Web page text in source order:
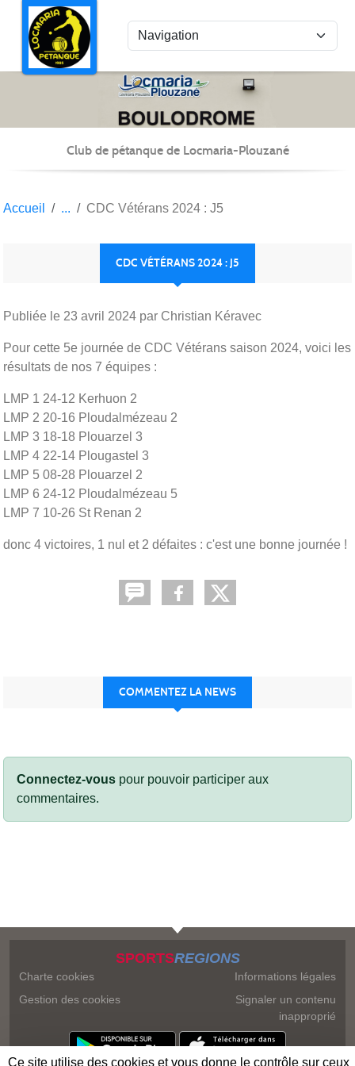
Club de pétanque de Locmaria-Plouzané
Accueil CDC Vétérans 2024 : J5
CDC VÉTÉRANS 2024 : J5
Publiée le 23 avril 2024 par Christian Kéravec
Pour cette 5e journée de CDC Vétérans saison 2024, voici les
résultats de nos 7 équipes :
LMP 1 24-12 Kerhuon 2
LMP 2 20-16 Ploudalmézeau 2
LMP 3 18-18 Plouarzel 3
LMP 4 22-14 Plougastel 3
LMP 5 08-28 Plouarzel 2
LMP 6 24-12 Ploudalmézeau 5
LMP 7 10-26 St Renan 2
donc 4 victoires, 1 nul et 2 défaites : c'est une bonne journée !
COMMENTEZ LA NEWS
Connectez-vous pour pouvoir participer aux
commentaires.
SPORTSREGIONS
Charte cookies
Gestion des cookies
Informations légales
Signaler un contenu
inapproprié
Panneau de gestion des cookies
Ce site utilise des cookies et vous donne le contrôle sur ceux